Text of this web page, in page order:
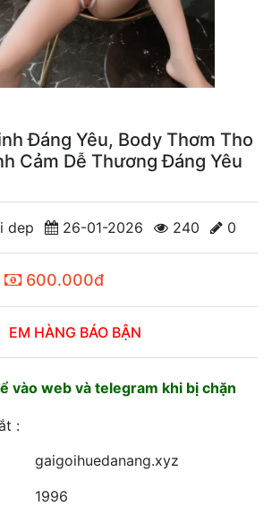
Đáng Yêu, Body Thơm Tho
Cảm Dễ Thương Đáng Yêu
dep 26-01-2026 240 0
600.000đ
EM HÀNG BÁO BẬN
vào web và telegram khi bị chặn
:
gaigoihuedanang.xyz
1996